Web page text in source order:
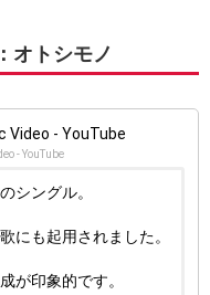
オトシモノ
Video - YouTube
- YouTube
シングル。
にも起用されました。
が印象的です。